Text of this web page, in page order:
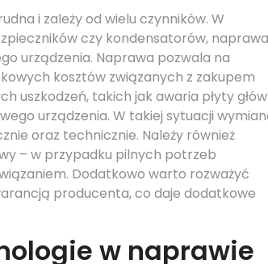
i zależy od wielu czynników. W
czy kondensatorów, naprawa
urządzenia. Naprawa pozwala na
kosztów związanych z zakupem
uszkodzeń, takich jak awaria płyty
urządzenia. W takiej sytuacji
oraz technicznie. Należy również
– w przypadku pilnych potrzeb
Dodatkowo warto rozważyć
producenta, co daje dodatkowe
w naprawie